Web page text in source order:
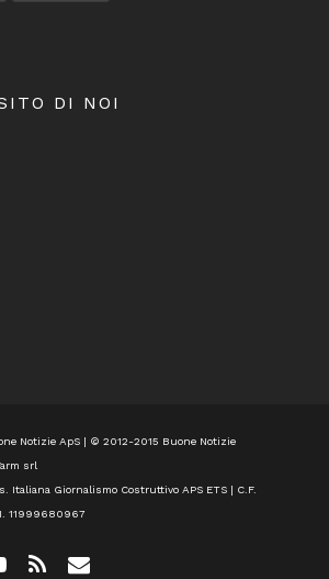
DI NOI
Notizie ApS | © 2012-2015 Buone Notizie
srl
Italiana Giornalismo Costruttivo APS ETS | C.F.
11999680967